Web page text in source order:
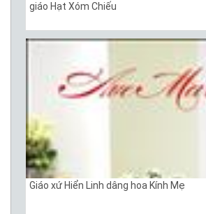
giáo Hạt Xóm Chiếu
Giáo xứ Hiển Linh dâng hoa Kính Mẹ